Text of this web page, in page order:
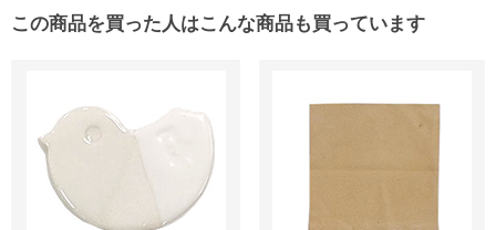
この商品を買った人はこんな商品も買っています